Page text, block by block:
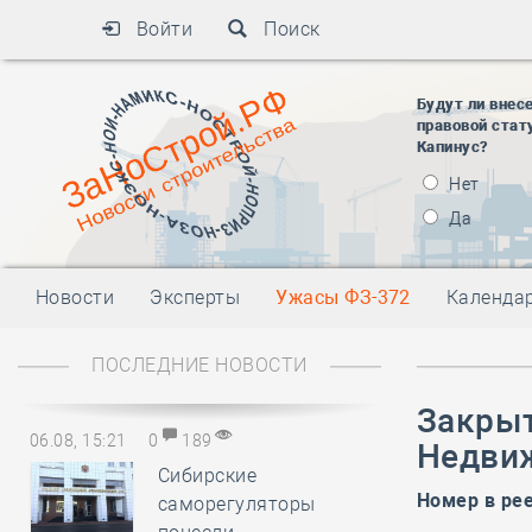
Войти Поиск
Будут ли
правовой
Капинус?
Нет
Да
Новости Эксперты Ужасы ФЗ-372
ПОСЛЕДНИЕ НОВОСТИ
06.08, 15:21 0 189
Сибирские
саморегуляторы
Номер в